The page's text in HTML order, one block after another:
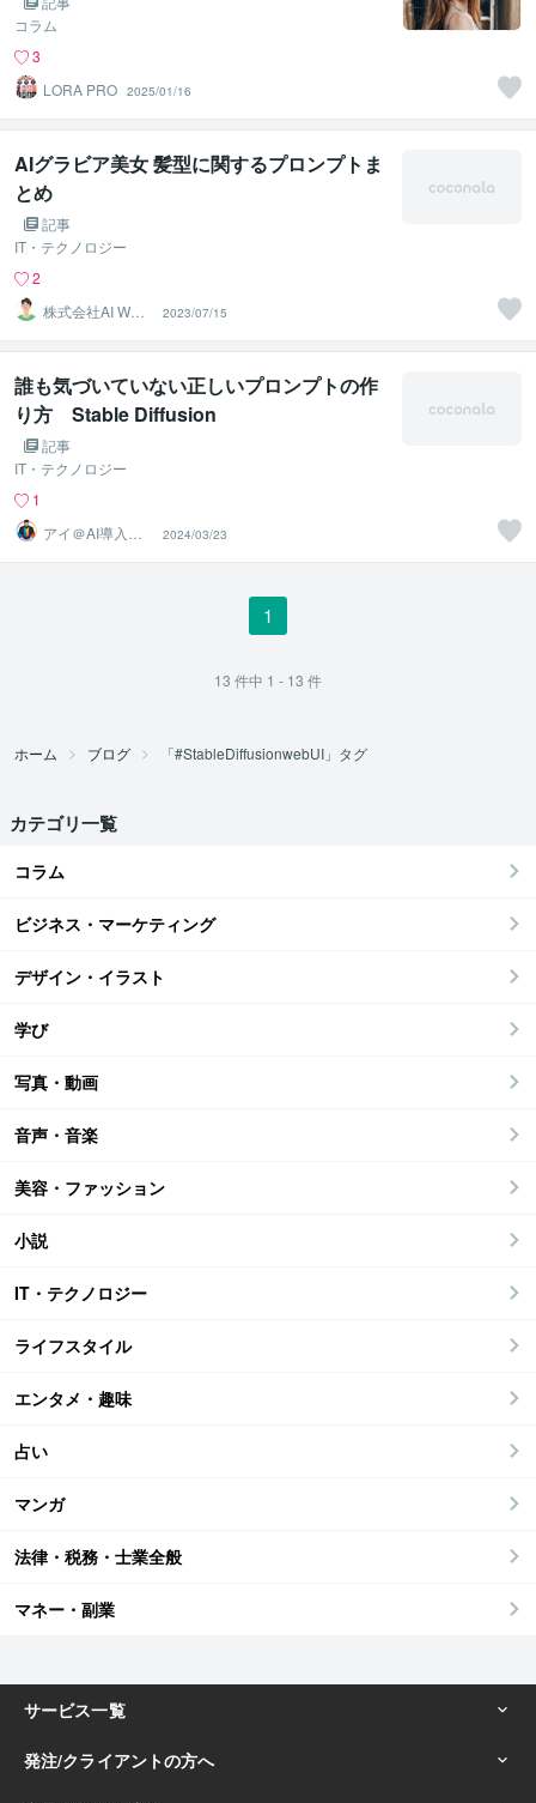
コラム
3
LORA PRO 2025/01/16
AIグラビア美女 髪型に関するプロンプトま
とめ
記事
IT・テクノロジー
2
株式会社AI WOR
KS
2023/07/15
誰も気づいていない正しいプロンプトの作
り方 Stable Diffusion
記事
IT・テクノロジー
1
アイ＠AI導入サ
ポート
2024/03/23
1
13 件中 1 - 13 件
ホーム ブログ 「#StableDiffusionwebUI」タグ
カテゴリ一覧
コラム
ビジネス・マーケティング
デザイン・イラスト
学び
写真・動画
音声・音楽
美容・ファッション
小説
IT・テクノロジー
ライフスタイル
エンタメ・趣味
占い
マンガ
法律・税務・士業全般
マネー・副業